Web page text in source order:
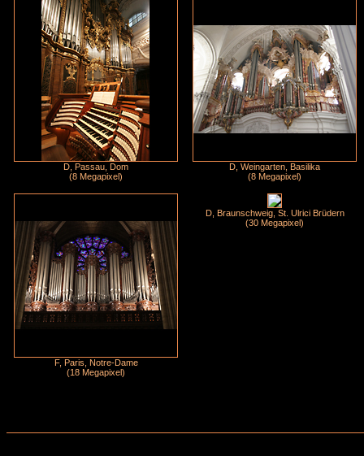
D, Passau, Dom
(8 Megapixel)
D, Weingarten, Basilika
(8 Megapixel)
F, Paris, Notre-Dame
(18 Megapixel)
D, Braunschweig, St. Ulrici Brüdern
(30 Megapixel)